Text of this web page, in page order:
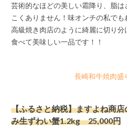
芸術的なほどの美しい霜降り、脂
こくありません！味オンチの私で
高級焼き肉店のように綺麗に切り分
食べて美味しい一品です！！
長崎和牛焼肉盛
【ふるさと納税】ますよね商
み生ずわい蟹1.2kg 25,000円